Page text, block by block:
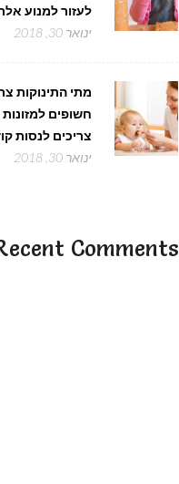
לעזור למנוע
ינואר 30, 2018
מתי התינוקות
חשופים
צריכים לנסות
ינואר 30, 2018
Comments